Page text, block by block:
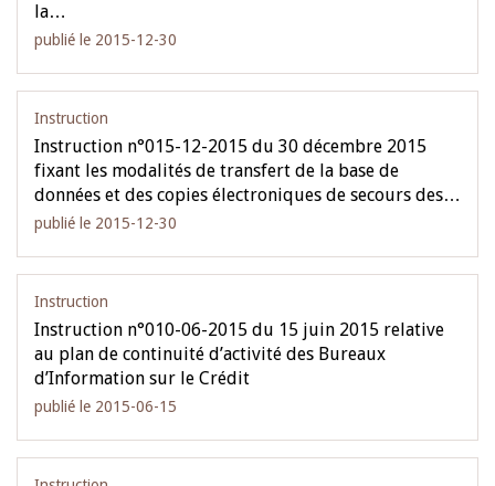
la…
publié le 2015-12-30
Instruction
Instruction n°015-12-2015 du 30 décembre 2015
fixant les modalités de transfert de la base de
données et des copies électroniques de secours des…
publié le 2015-12-30
Instruction
Instruction n°010-06-2015 du 15 juin 2015 relative
au plan de continuité d’activité des Bureaux
d’Information sur le Crédit
publié le 2015-06-15